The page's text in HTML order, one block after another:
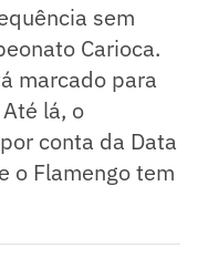
sem
Carioca.
marcado para
lá, o
conta da Data
o Flamengo tem